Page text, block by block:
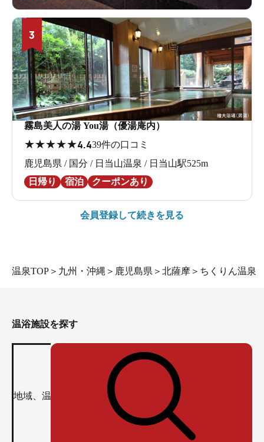
3
霧島美人の湯 You湯（優湯庵内）
★★★★★4.439件の口コミ
鹿児島県 / 国分 / 日当山温泉 / 日当山駅525m
日帰り
宿泊 クーポンあり
会員登録して続きを見る
温泉TOP ＞ 九州・沖縄 ＞ 鹿児島県 ＞ 北薩摩 ＞ ちくりん温泉
温浴施設を探す